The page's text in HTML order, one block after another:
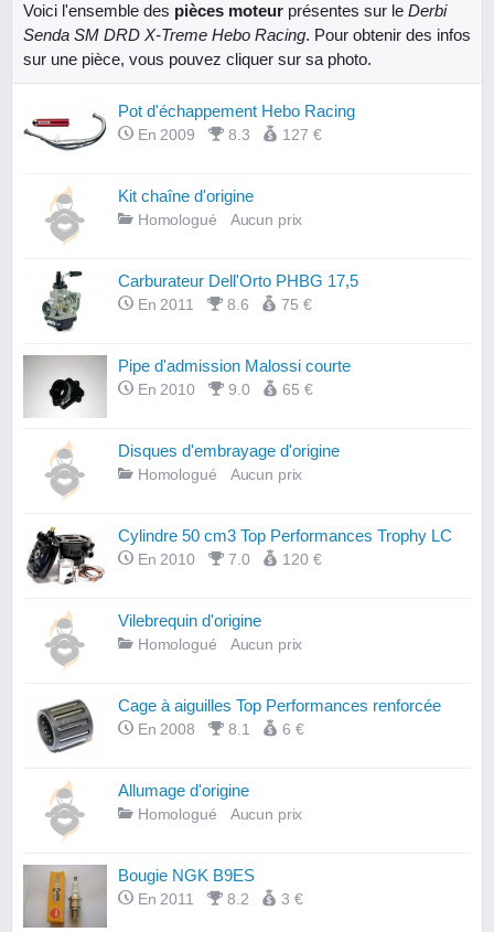
Voici l'ensemble des pièces moteur présentes sur le Derbi
Senda SM DRD X-Treme Hebo Racing. Pour obtenir des infos
sur une pièce, vous pouvez cliquer sur sa photo.
Pot d'échappement Hebo Racing
En 2009 8.3 127 €
Kit chaîne d'origine
Homologué Aucun prix
Carburateur Dell'Orto PHBG 17,5
En 2011 8.6 75 €
Pipe d'admission Malossi courte
En 2010 9.0 65 €
Disques d'embrayage d'origine
Homologué Aucun prix
Cylindre 50 cm3 Top Performances Trophy LC
En 2010 7.0 120 €
Vilebrequin d'origine
Homologué Aucun prix
Cage à aiguilles Top Performances renforcée
En 2008 8.1 6 €
Allumage d'origine
Homologué Aucun prix
Bougie NGK B9ES
En 2011 8.2 3 €